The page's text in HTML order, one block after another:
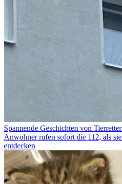
Spannende Geschichten von
Anwohner rufen sofort die 112, als
entdecken